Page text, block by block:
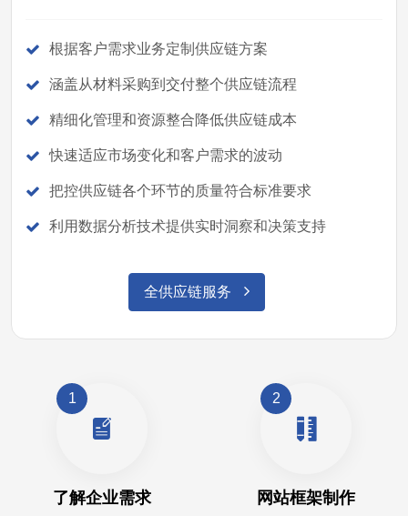
根据客户需求业务定制供应链方案
涵盖从材料采购到交付整个供应链流程
精细化管理和资源整合降低供应链成本
快速适应市场变化和客户需求的波动
把控供应链各个环节的质量符合标准要求
利用数据分析技术提供实时洞察和决策支持
全供应链服务
1
了解企业需求
2
网站框架制作